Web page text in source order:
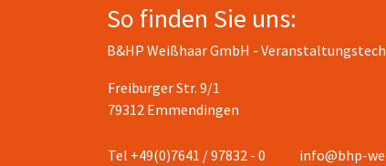
So finden Sie uns:
B&HP Weißhaar GmbH -
Freiburger Str. 9/1
79312 Emmendingen
Tel +49(0)7641 / 97832 - 0 info@bhp-